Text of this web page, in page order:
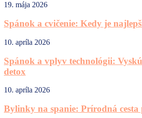
19. mája 2026
Spánok a cvičenie: Kedy je
10. apríla 2026
Spánok a vplyv technológii:
detox
10. apríla 2026
Bylinky na spanie: Prírodná cesta